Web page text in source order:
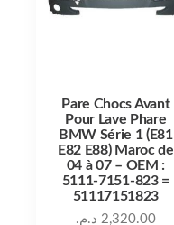
Pare Chocs Avant
Pour Lave Phare
BMW Série 1 (E81
E82 E88) Maroc de
04 à 07 – OEM :
5111-7151-823 =
51117151823
2,320.00 د.م.